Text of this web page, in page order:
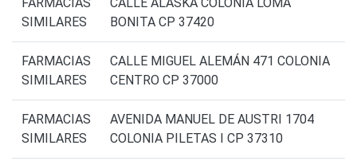
SIMILARES
BONITA CP 37420
FARMACIAS
SIMILARES
CALLE MIGUEL ALEMÁN 471 COLONIA
CENTRO CP 37000
FARMACIAS
SIMILARES
AVENIDA MANUEL DE AUSTRI 1704
COLONIA PILETAS I CP 37310